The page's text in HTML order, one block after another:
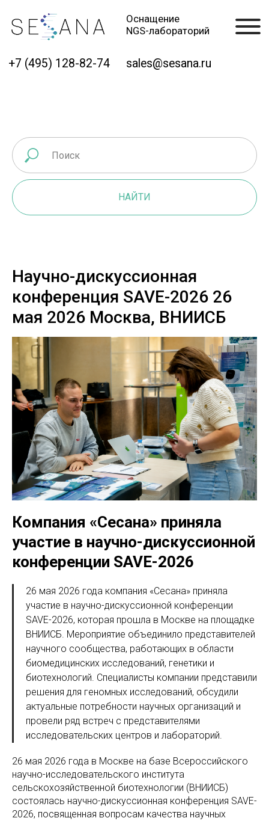
Оснащение
NGS-лабораторий
НАЙТИ
Научно-дискуссионная
конференция SAVE-2026 26
мая 2026 Москва, ВНИИСБ
Компания «Сесана» приняла
участие в научно-дискуссионной
конференции SAVE-2026
26 мая 2026 года компания «Сесана» приняла
участие в научно-дискуссионной конференции
SAVE-2026, которая прошла в Москве на площадке
ВНИИСБ. Мероприятие объединило представителей
научного сообщества, работающих в области
биомедицинских исследований, генетики и
биотехнологий. Специалисты компании представили
решения для геномных исследований, обсудили
актуальные потребности научных организаций и
провели ряд встреч с представителями
исследовательских центров и лабораторий.
26 мая 2026 года в Москве на базе Всероссийского
научно-исследовательского института
сельскохозяйственной биотехнологии (ВНИИСБ)
состоялась научно-дискуссионная конференция SAVE-
2026, посвященная вопросам качества научных